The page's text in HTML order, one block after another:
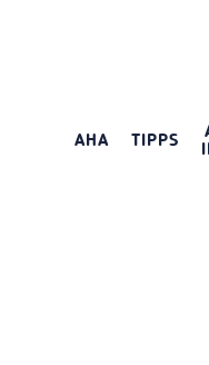
AHA TIPPS